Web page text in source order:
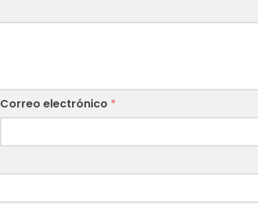
Correo electrónico *